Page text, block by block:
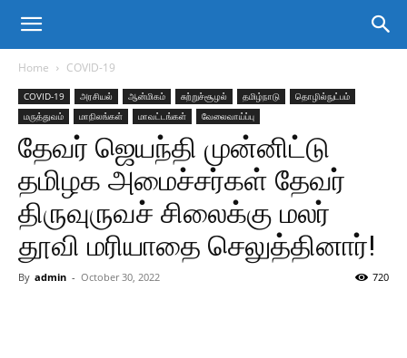
Home COVID-19
COVID-19 அரசியல் ஆன்மிகம் சுற்றுச்சூழல் தமிழ்நாடு
தொழில்நுட்பம்
மருத்துவம்
மாநிலங்கள் மாவட்டங்கள் வேலைவாய்ப்பு
தேவர் ஜெயந்தி முன்னிட்டு
தமிழக அமைச்சர்கள் தேவர்
திருவுருவச் சிலைக்கு மலர்
தூவி மரியாதை செலுத்தினார்!
By admin - October 30, 2022 720